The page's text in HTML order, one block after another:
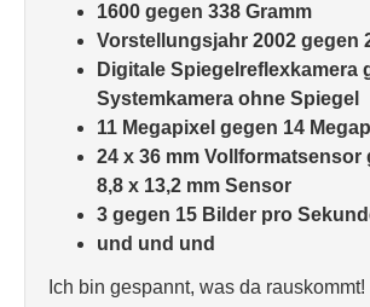
1600 gegen 338 Gramm
Vorstellungsjahr 2002 gegen
Digitale Spiegelreflexkamera
Systemkamera ohne Spiegel
11 Megapixel gegen 14
24 x 36 mm Vollformatsensor
8,8 x 13,2 mm Sensor
3 gegen 15 Bilder pro
und und und
Ich bin gespannt, was da rauskommt!